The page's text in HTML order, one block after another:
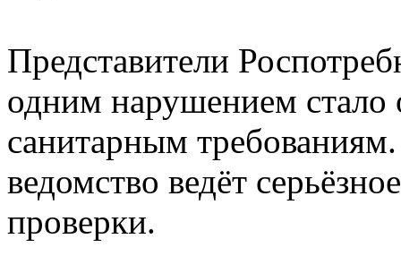
Представители
одним нарушением стало
санитарным
ведомство ведёт
проверки.